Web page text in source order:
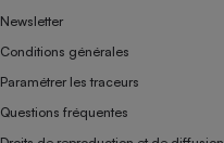
Newsletter
Conditions générales
Paramétrer les traceurs
Questions fréquentes